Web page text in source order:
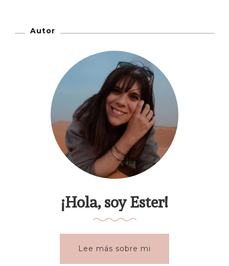
Autor
¡Hola, soy Ester!
Lee más sobre mi